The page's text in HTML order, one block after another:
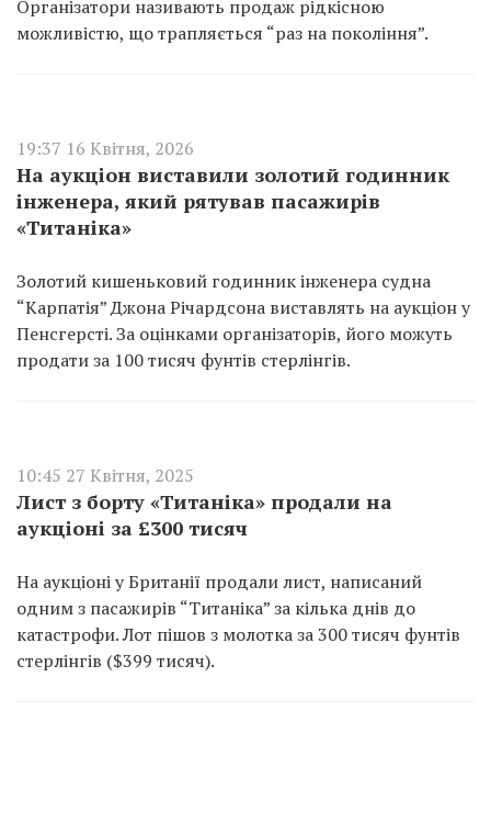
Організатори називають продаж рідкісною
можливістю, що трапляється “раз на покоління”.
19:37 16 Квітня, 2026
На аукціон виставили золотий годинник
інженера, який рятував пасажирів
«Титаніка»
Золотий кишеньковий годинник інженера судна
“Карпатія” Джона Річардсона виставлять на аукціон у
Пенсгерсті. За оцінками організаторів, його можуть
продати за 100 тисяч фунтів стерлінгів.
10:45 27 Квітня, 2025
Лист з борту «Титаніка» продали на
аукціоні за £300 тисяч
На аукціоні у Британії продали лист, написаний
одним з пасажирів “Титаніка” за кілька днів до
катастрофи. Лот пішов з молотка за 300 тисяч фунтів
стерлінгів ($399 тисяч).